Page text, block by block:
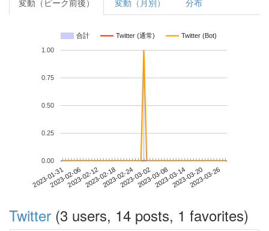
変動（ピーク前後） 変動（月別） 分布
合計 Twitter (通常) Twitter (Bot)
2023-01-312023-02-062023-02-122023-02-182023-02-242023-03-022023-03-082023-03-142023-03-202023-03-26
0.00
0.25
0.50
0.75
1.00
Twitter (3 users, 14 posts, 1 favorites)